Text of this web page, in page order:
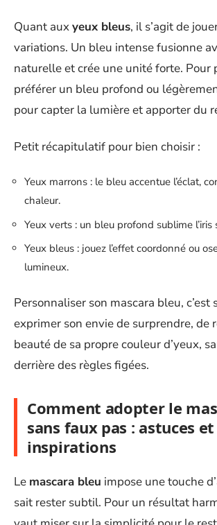
Quant auxyeux bleus, il s’agit de
variations. Un bleu intense fusionne
naturelle et crée une unité forte. Pour
préférer un bleu profond ou
pour capter la lumière et apporter du
Petit récapitulatif pour bien choisir :
Yeux marrons : le bleu accentue l’éclat,
chaleur.
Yeux verts : un bleu profond sublime
Yeux bleus : jouez l’effet coordonné ou
lumineux.
Personnaliser son mascara bleu, c’est
exprimer son envie de surprendre, de
beauté de sa propre couleur d’yeux,
derrière des règles figées.
Comment adopter le
sans faux pas : astuces et
inspirations
Le mascara bleu impose une touche
sait rester subtil. Pour un résultat